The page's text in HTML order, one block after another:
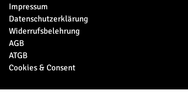
Impressum
Datenschutzerklärung
Widerrufsbelehrung
AGB
ATGB
Cookies & Consent